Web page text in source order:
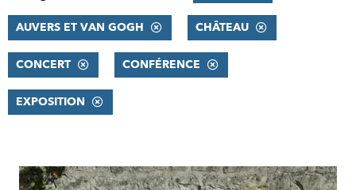
AUVERS ET VAN GOGH CHÂTEAU
CONCERT CONFÉRENCE
EXPOSITION
RÉSULTATS